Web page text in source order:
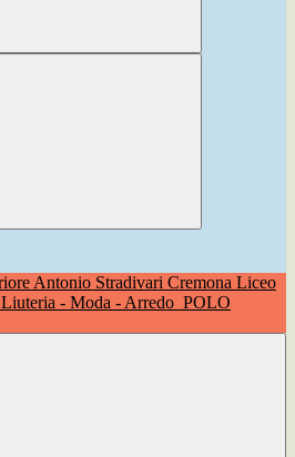
Liceo
Liuteria - Moda - Arredo POLO